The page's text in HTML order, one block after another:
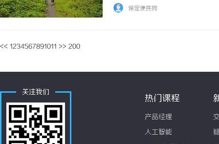
的单一店铺“爆款”策略，到如今的“多
保定便民网
<< 1234567891011 >> 200
关注我们
热门课程
产品经理
人工智能